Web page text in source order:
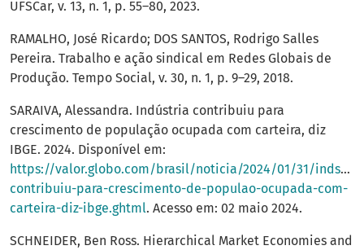
UFSCar, v. 13, n. 1, p. 55–80, 2023.
RAMALHO, José Ricardo; DOS SANTOS, Rodrigo Salles
Pereira. Trabalho e ação sindical em Redes Globais de
Produção. Tempo Social, v. 30, n. 1, p. 9–29, 2018.
SARAIVA, Alessandra. Indústria contribuiu para
crescimento de população ocupada com carteira, diz
IBGE. 2024. Disponível em:
https://valor.globo.com/brasil/noticia/2024/01/31/
contribuiu-para-crescimento-de-populao-ocupada-com-
carteira-diz-ibge.ghtml. Acesso em: 02 maio 2024.
SCHNEIDER, Ben Ross. Hierarchical Market Economies and